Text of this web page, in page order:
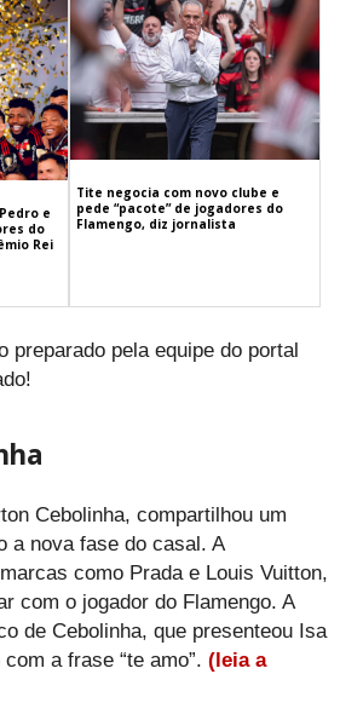
e
do
Rei
Tite negocia com novo clube e
pede “pacote” de jogadores do
Flamengo, diz jornalista
preparado pela equipe do portal
Cebolinha, compartilhou um
a nova fase do casal. A
como Prada e Louis Vuitton,
com o jogador do Flamengo. A
de Cebolinha, que presenteou Isa
a frase “te amo”. (leia a